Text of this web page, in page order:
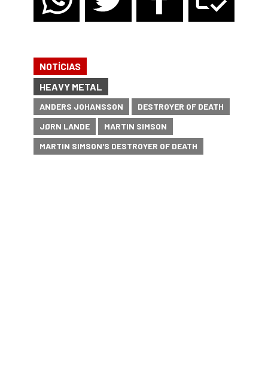
NOTÍCIAS
HEAVY METAL
ANDERS JOHANSSON
DESTROYER OF DEATH
JØRN LANDE
MARTIN SIMSON
MARTIN SIMSON'S DESTROYER OF DEATH